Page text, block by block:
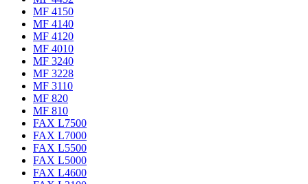
MF 4150
MF 4140
MF 4120
MF 4010
MF 3240
MF 3228
MF 3110
MF 820
MF 810
FAX L7500
FAX L7000
FAX L5500
FAX L5000
FAX L4600